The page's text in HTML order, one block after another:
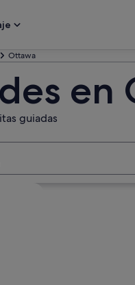
Ottawa
en
guiadas